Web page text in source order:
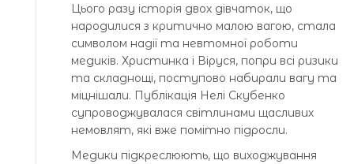
Цього разу історія двох дівчаток, що
народилися з критично малою вагою, стала
символом надії та невтомної роботи
медиків. Христинка і Віруся, попри всі ризики
та складнощі, поступово набирали вагу та
міцнішали. Публікація Нелі Скубенко
супроводжувалася світлинами щасливих
немовлят, які вже помітно підросли.
Медики підкреслюють, що виходжування